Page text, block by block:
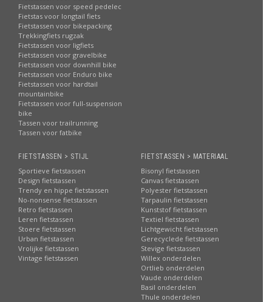
Fietstassen voor speed pedelec
Fietstas voor longtail fiets
Fietstassen voor bikepacking
Trekkingfiets rugzak
Fietstassen voor ligfiets
Fietstassen voor gravelbike
Fietstassen voor downhill bike
Fietstassen voor Enduro bike
Fietstassen voor hardtail
mountainbike
Fietstassen voor full-suspension
bike
Tassen voor trailrunning
Tassen voor fatbike
FIETSTASSEN > STIJL
Sportieve fietstassen
Design fietstassen
Trendy en hippe fietstassen
No-nonsense fietstassen
Retro fietstassen
Leren fietstassen
Stoere fietstassen
Urban fietstassen
Vrolijke fietstassen
Vintage fietstassen
FIETSTASSEN > MATERIAAL
Bisonyl fietstassen
Canvas fietstassen
Polyester fietstassen
Tarpaulin fietstassen
Kunststof fietstassen
Textiel fietstassen
Lichtgewicht fietstassen
Gerecyclede fietstassen
Stevige fietstassen
Willex onderdelen
Ortlieb onderdelen
Vaude onderdelen
Basil onderdelen
Thule onderdelen